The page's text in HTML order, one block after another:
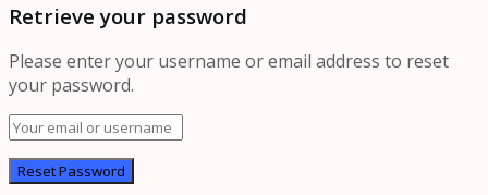
Retrieve your password
Please enter your username or email address to reset
your password.